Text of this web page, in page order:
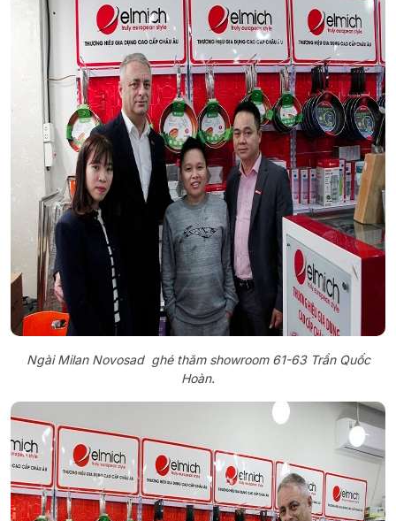
Ngài Milan Novosad ghé thăm showroom 61-63 Trần Quốc
Hoàn.